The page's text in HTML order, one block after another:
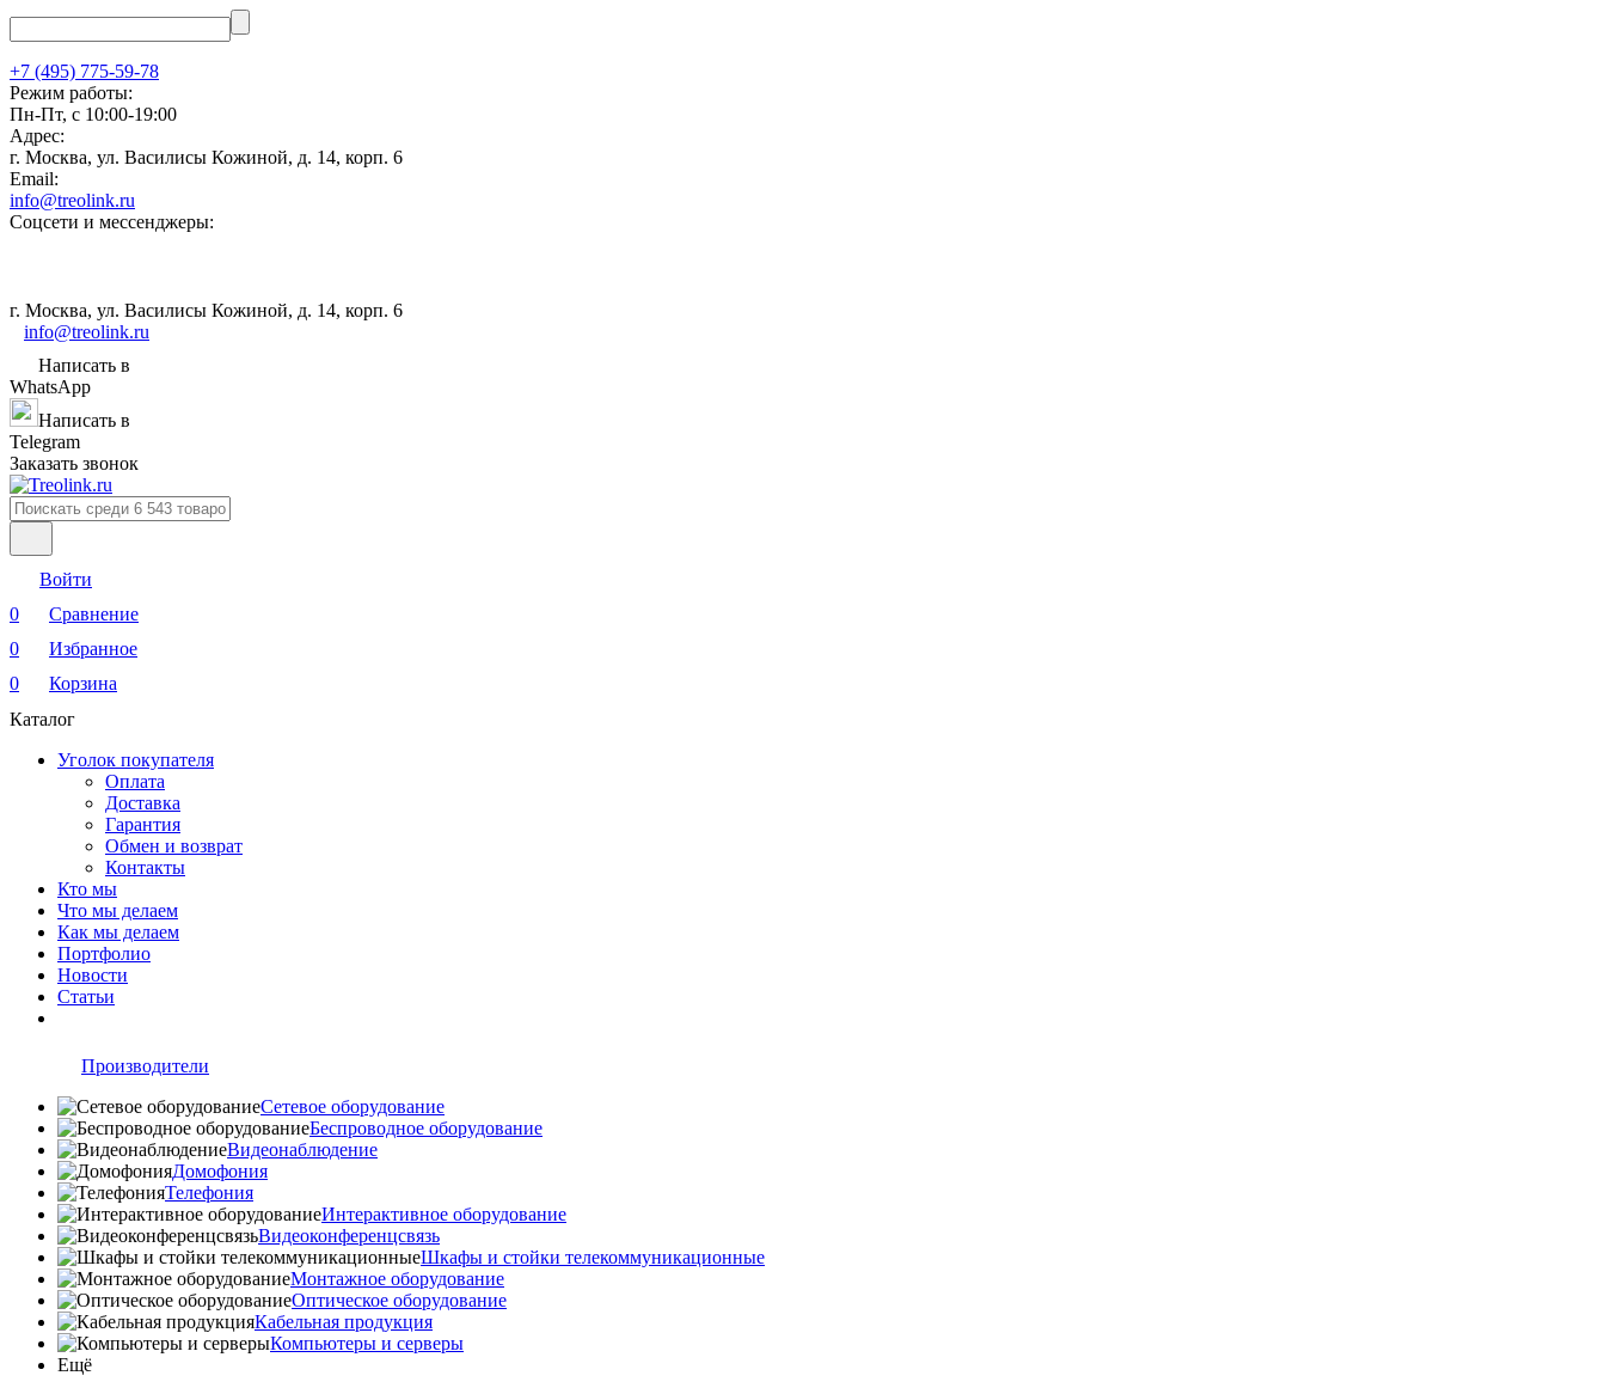
+7 (495) 775-59-78
Режим работы:
Пн-Пт, с 10:00-19:00
Адрес:
г. Москва, ул. Василисы Кожиной, д. 14, корп. 6
Email:
info@treolink.ru
Соцсети и мессенджеры:
г. Москва, ул. Василисы Кожиной, д. 14, корп. 6
info@treolink.ru
Написать в
WhatsApp
Написать в
Telegram
Заказать звонок
Войти
0
Сравнение
0
Избранное
0
Корзина
Каталог
Уголок покупателя
Оплата
Доставка
Гарантия
Обмен и возврат
Контакты
Кто мы
Что мы делаем
Как мы делаем
Портфолио
Новости
Статьи
Производители
Сетевое оборудование
Беспроводное оборудование
Видеонаблюдение
Домофония
Телефония
Интерактивное оборудование
Видеоконференцсвязь
Шкафы и стойки телекоммуникационные
Монтажное оборудование
Оптическое оборудование
Кабельная продукция
Компьютеры и серверы
Ещё